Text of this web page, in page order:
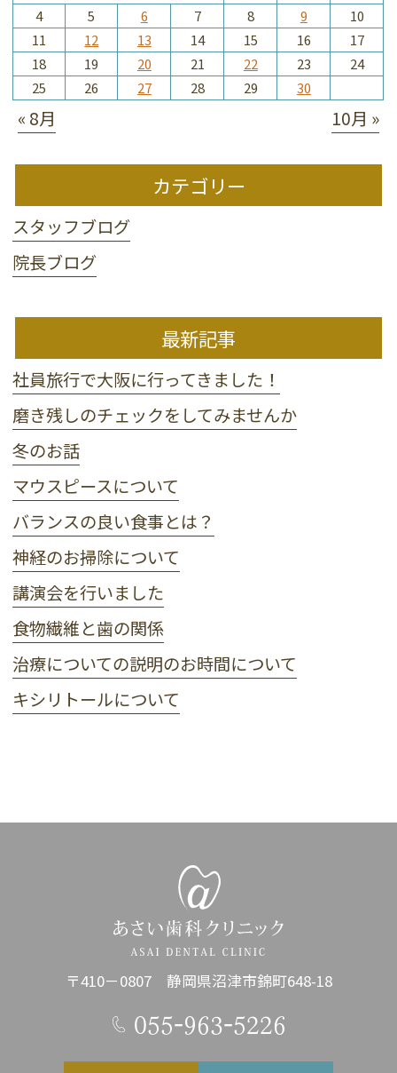
4
5 6 7 8 9
10
11
12 13 14 15 16
17
18
19 20 21 22 23
24
25
26 27 28 29 30
« 8月 10月 »
カテゴリー
スタッフブログ
院長ブログ
最新記事
社員旅行で大阪に行ってきました！
磨き残しのチェックをしてみませんか
冬のお話
マウスピースについて
バランスの良い食事とは？
神経のお掃除について
講演会を行いました
食物繊維と歯の関係
治療についての説明のお時間について
キシリトールについて
〒410－0807 静岡県沼津市錦町648-18
055-963-5226